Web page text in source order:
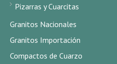
Pizarras y Cuarcitas
Granitos Nacionales
Granitos Importación
Compactos de Cuarzo